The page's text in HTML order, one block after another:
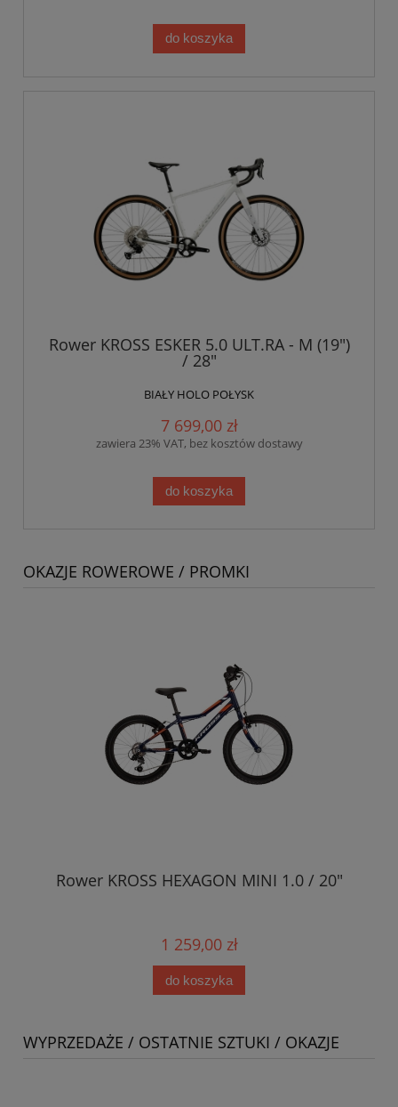
do koszyka
Rower KROSS ESKER 5.0 ULT.RA - M (19")
/ 28"
BIAŁY HOLO POŁYSK
7 699,00 zł
zawiera 23% VAT, bez kosztów dostawy
do koszyka
OKAZJE ROWEROWE / PROMKI
Rower KROSS HEXAGON MINI 1.0 / 20"
1 259,00 zł
do koszyka
WYPRZEDAŻE / OSTATNIE SZTUKI / OKAZJE